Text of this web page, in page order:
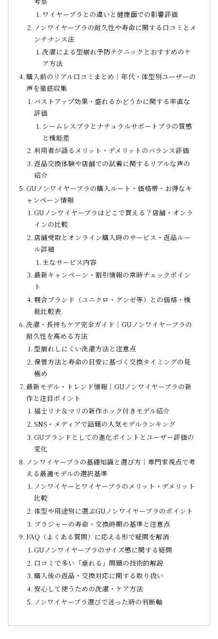
ワイヤーブラとの違いと健康面での影響評価
ノンワイヤーブラの耐久性や寿命に関する口コミとメ
ンテナンス法
洗濯による型崩れ予防テクニックとおすすめのケ
ア方法
購入前のリアル口コミまとめ｜年代・体型別ユーザーの
声を徹底収集
バストアップ効果・盛れるかどうかに関する率直な
評価
シームレスブラとナチュラルサポートブラの質感
と機能差
利用者が語るメリット・デメリットのバランス評価
返品交換体験や店舗での試着に関するリアルな声の
紹介
GUノンワイヤーブラの購入ルート・価格帯・お得なキ
ャンペーン情報
GUノンワイヤーブラはどこで買える？店舗・オンラ
インの比較
店舗受取とオンライン購入時のサービス・返品ルー
ル詳細
主なサービス内容
最新キャンペーン・割引情報の常時チェックポイン
ト
競合ブランド（ユニクロ・グンゼ等）との価格・機
能比較表
洗濯・長持ちケア完全ガイド｜GUノンワイヤーブラの
耐久性を高める方法
型崩れしにくい洗濯方法と注意点
保管方法と寿命の目安に基づく交換タイミングの見
極め
最新モデル・トレンド情報｜GUノンワイヤーブラの新
作と注目ポイント
福士リナ＆マリの新作ホック付きモデル紹介
SNS・メディアで話題の人気モデルランキング
GUブランドとしての進化ポイントとユーザー評価の
変化
ノンワイヤーブラの基礎知識と選び方｜専門家視点で考
える最適モデルの選択基準
ノンワイヤーとワイヤーブラのメリット・デメリット
比較
体型や用途別に選ぶGUノンワイヤーブラのポイント
ブラジャーの寿命・交換時期の基準と注意点
FAQ（よくある質問）に応える形で疑問を解消
GUノンワイヤーブラのサイズ感に関する疑問
口コミで多い「垂れる」問題の技術的解説
購入後の返品・交換対応に関する取り扱い
安心して使うための洗濯・ケア方法
ノンワイヤーブラ選びで迷った時の判断軸